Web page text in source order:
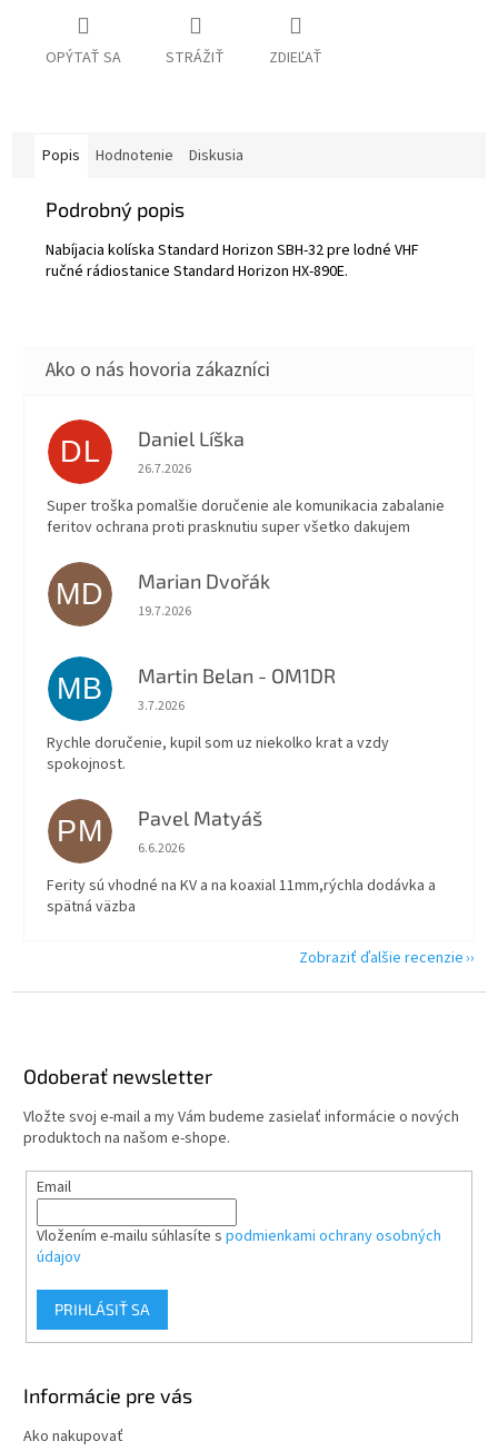
OPÝTAŤ SA STRÁŽIŤ ZDIEĽAŤ
Popis Hodnotenie Diskusia
Podrobný popis
Nabíjacia kolíska Standard Horizon SBH-32 pre lodné VHF
ručné rádiostanice Standard Horizon HX-890E.
DL Daniel Líška
Hodnotenie obchodu je 5 z 5 hviezdičiek.
26.7.2026
Super troška pomalšie doručenie ale komunikacia zabalanie
feritov ochrana proti prasknutiu super všetko dakujem
MD Marian Dvořák
Hodnotenie obchodu je 5 z 5 hviezdičiek.
19.7.2026
MB Martin Belan - OM1DR
Hodnotenie obchodu je 5 z 5 hviezdičiek.
3.7.2026
Rychle doručenie, kupil som uz niekolko krat a vzdy
spokojnost.
PM Pavel Matyáš
Hodnotenie obchodu je 5 z 5 hviezdičiek.
6.6.2026
Ferity sú vhodné na KV a na koaxial 11mm,rýchla dodávka a
spätná väzba
Zobraziť ďalšie recenzie
Odoberať newsletter
Vložte svoj e-mail a my Vám budeme zasielať informácie o nových
produktoch na našom e-shope.
Email
Vložením e-mailu súhlasíte s podmienkami ochrany osobných
údajov
PRIHLÁSIŤ SA
Informácie pre vás
Ako nakupovať